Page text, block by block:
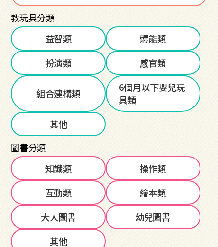
教玩具分類
益智類
體能類
扮演類
感官類
組合建構類
6個月以下嬰兒玩
具類
其他
圖書分類
知識類
操作類
互動類
繪本類
大人圖書
幼兒圖書
其他